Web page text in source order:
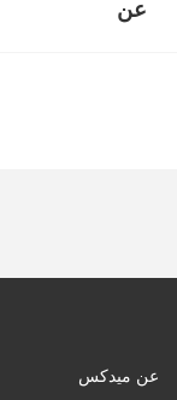
عن
عن ميدكس